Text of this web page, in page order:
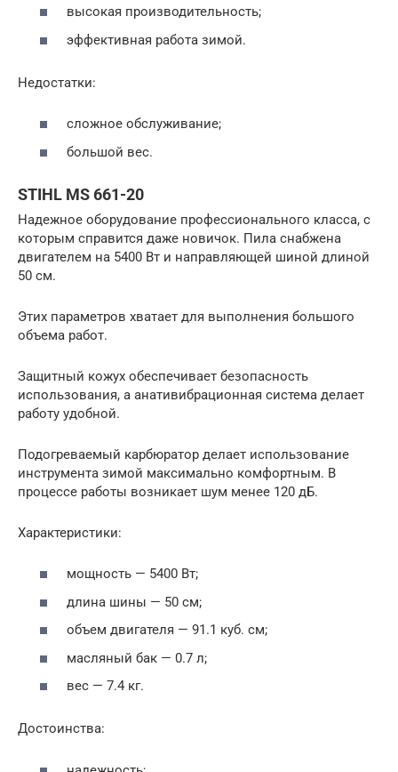
высокая производительность;
эффективная работа зимой.
Недостатки:
сложное обслуживание;
большой вес.
STIHL MS 661-20
Надежное оборудование профессионального класса, с
которым справится даже новичок. Пила снабжена
двигателем на 5400 Вт и направляющей шиной длиной
50 см.
Этих параметров хватает для выполнения большого
объема работ.
Защитный кожух обеспечивает безопасность
использования, а анативибрационная система делает
работу удобной.
Подогреваемый карбюратор делает использование
инструмента зимой максимально комфортным. В
процессе работы возникает шум менее 120 дБ.
Характеристики:
мощность — 5400 Вт;
длина шины — 50 см;
объем двигателя — 91.1 куб. см;
масляный бак — 0.7 л;
вес — 7.4 кг.
Достоинства: